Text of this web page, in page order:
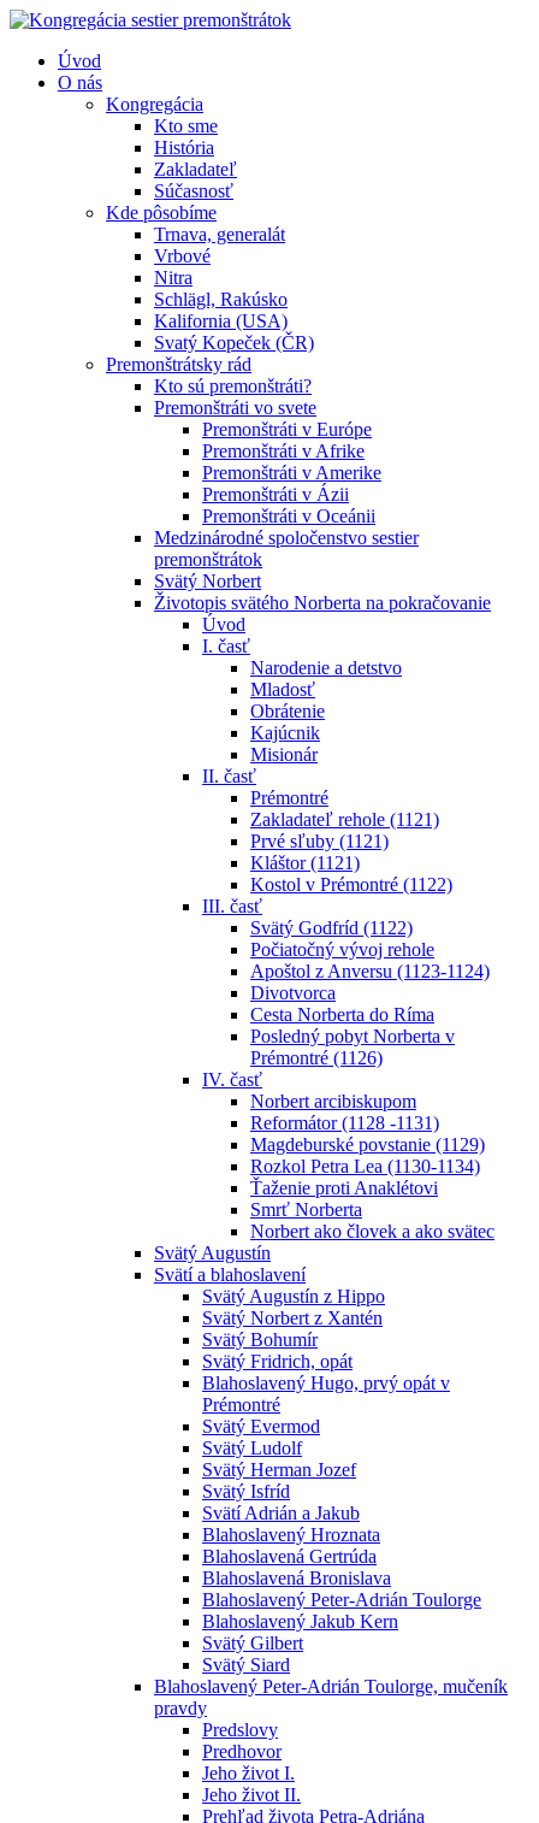
Úvod
O nás
Kongregácia
Kto sme
História
Zakladateľ
Súčasnosť
Kde pôsobíme
Trnava, generalát
Vrbové
Nitra
Schlägl, Rakúsko
Kalifornia (USA)
Svatý Kopeček (ČR)
Premonštrátsky rád
Kto sú premonštráti?
Premonštráti vo svete
Premonštráti v Európe
Premonštráti v Afrike
Premonštráti v Amerike
Premonštráti v Ázii
Premonštráti v Oceánii
Medzinárodné spoločenstvo sestier
premonštrátok
Svätý Norbert
Životopis svätého Norberta na pokračovanie
Úvod
I. časť
Narodenie a detstvo
Mladosť
Obrátenie
Kajúcnik
Misionár
II. časť
Prémontré
Zakladateľ rehole (1121)
Prvé sľuby (1121)
Kláštor (1121)
Kostol v Prémontré (1122)
III. časť
Svätý Godfríd (1122)
Počiatočný vývoj rehole
Apoštol z Anversu (1123-1124)
Divotvorca
Cesta Norberta do Ríma
Posledný pobyt Norberta v
Prémontré (1126)
IV. časť
Norbert arcibiskupom
Reformátor (1128 -1131)
Magdeburské povstanie (1129)
Rozkol Petra Lea (1130-1134)
Ťaženie proti Anaklétovi
Smrť Norberta
Norbert ako človek a ako svätec
Svätý Augustín
Svätí a blahoslavení
Svätý Augustín z Hippo
Svätý Norbert z Xantén
Svätý Bohumír
Svätý Fridrich, opát
Blahoslavený Hugo, prvý opát v
Prémontré
Svätý Evermod
Svätý Ludolf
Svätý Herman Jozef
Svätý Isfríd
Svätí Adrián a Jakub
Blahoslavený Hroznata
Blahoslavená Gertrúda
Blahoslavená Bronislava
Blahoslavený Peter-Adrián Toulorge
Blahoslavený Jakub Kern
Svätý Gilbert
Svätý Siard
Blahoslavený Peter-Adrián Toulorge, mučeník
pravdy
Predslovy
Predhovor
Jeho život I.
Jeho život II.
Prehľad života Petra-Adriána